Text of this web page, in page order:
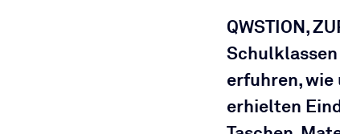
QWSTION,
erfuhren,
erhielten